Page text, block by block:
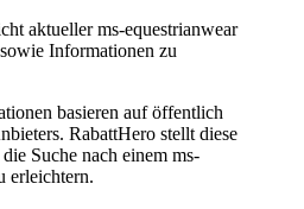
aktueller ms-equestrianwear
Informationen zu
basieren auf öffentlich
RabattHero stellt diese
Suche nach einem ms-
erleichtern.